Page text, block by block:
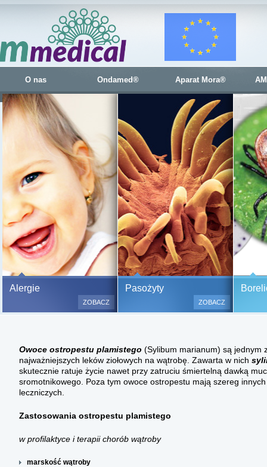
O nas Ondamed® Aparat Mora®
Alergie
Bezbolesne testy alergiczne
500 alergenów oraz zabiegi
odczulające.
bardzo ważne w przypadku
a wynik jest natychmiastowy.
ZOBACZ
Pasożyty
ZOBACZ
Owoce ostropestu plamistego (Sylibum marianum) są jednym
najważniejszych leków ziołowych na wątrobę. Zawarta w nich
skutecznie ratuje życie nawet przy zatruciu śmiertelną dawką
sromotnikowego. Poza tym owoce ostropestu mają szereg innych
leczniczych.
Zastosowania ostropestu plamistego
w profilaktyce i terapii chorób wątroby
marskość wątroby